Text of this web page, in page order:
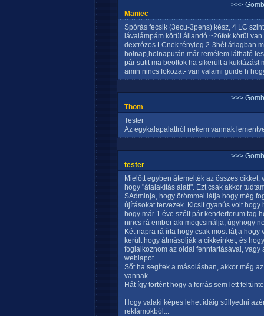
>>>
Maniec
Spórás fecsik (3ecu-3pens) kész, 4 LC
lávalámpám körül állandó ~26fok körül
dextrózos LCnek tényleg 2-3hét átlagban
holnap,holnapután már remélem látható
pár sütit ma beoltok ha sikerült a
amin nincs fokozat- van valami guide h
>>>
Thom
Tester
Az egykalapalattról nekem vannak
>>>
tester
Mielőtt egyben átemelték az összes
hogy "átalakítás alatt". Ezt csak akkor
SAdminja, hogy örömmel látja hogy még
újításokat tervezek. Kicsit gyanús volt
hogy már 1 éve szólt pár kenderforum tag
nincs rá ember aki megcsinálja, úgyhogy
Két napra rá írta hogy csak most látja
került hogy átmásolják a cikkeinket, és
foglalkoznom az oldal fenntartásával,
weblapot.
Sőt ha segítek a másolásban, akkor még
vannak.
Hát így történt hogy a forrás sem lett
Hogy valaki képes lehet idáig süllyedni
reklámokból...